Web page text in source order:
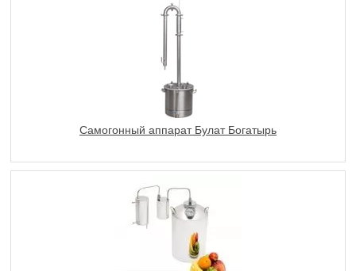
Самогонный аппарат Булат Богатырь